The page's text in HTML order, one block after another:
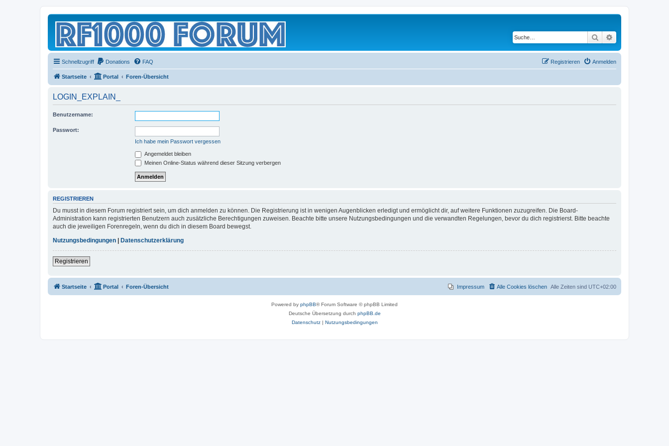
Suche
Schnellzugriff Donations FAQ Anmelden
Registrieren
Startseite Portal Foren-Übersicht
LOGIN_EXPLAIN_
Benutzername:
Passwort:
Ich habe mein Passwort vergessen
Angemeldet bleiben
Meinen Online-Status während dieser Sitzung verbergen
REGISTRIEREN
Du musst in diesem Forum registriert sein, um dich anmelden zu können. Die Registrierung ist in wenigen Augenblicken erledigt und ermöglicht dir, auf weitere Funktionen zuzugreifen. Die Board-
Administration kann registrierten Benutzern auch zusätzliche Berechtigungen zuweisen. Beachte bitte unsere Nutzungsbedingungen und die verwandten Regelungen, bevor du dich registrierst. Bitte beachte
auch die jeweiligen Forenregeln, wenn du dich in diesem Board bewegst.
Nutzungsbedingungen | Datenschutzerklärung
Registrieren
Startseite Portal Foren-Übersicht Alle Zeiten sind UTC+02:00
Alle Cookies löschen
Impressum
Powered by phpBB® Forum Software © phpBB Limited
Deutsche Übersetzung durch phpBB.de
Datenschutz| Nutzungsbedingungen